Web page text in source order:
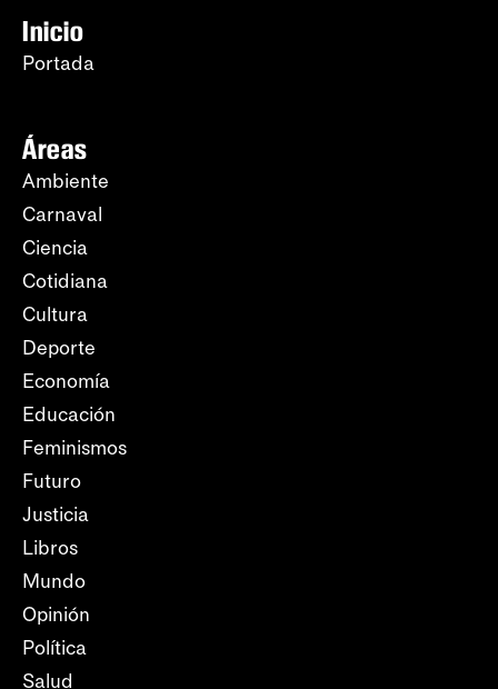
Inicio
Portada
Áreas
Ambiente
Carnaval
Ciencia
Cotidiana
Cultura
Deporte
Economía
Educación
Feminismos
Futuro
Justicia
Libros
Mundo
Opinión
Política
Salud